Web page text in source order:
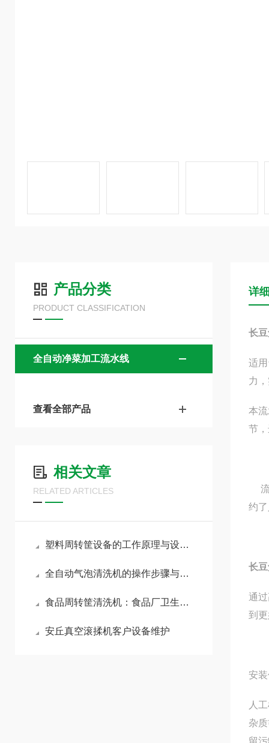
产品分类
PRODUCT CLASSIFICATION
全自动净菜加工流水线
查看全部产品
相关文章
RELATED ARTICLES
塑料周转筐设备的工作原理与设计要点
全自动气泡清洗机的操作步骤与工作原理
食品周转筐清洗机：食品厂卫生清洗解决方案
安丘真空滚揉机客户设备维护
详
长
适
力
本
节
约
长
通
到
安
人
杂
留